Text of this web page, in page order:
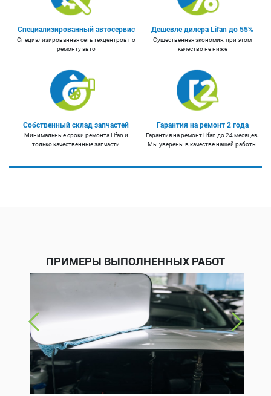
Специализированный автосервис
Специализированная сеть техцентров по
ремонту авто
Дешевле дилера Lifan до 55%
Существенная экономия, при этом
качество не ниже
Собственный склад запчастей
Минимальные сроки ремонта Lifan и
только качественные запчасти
Гарантия на ремонт 2 года
Гарантия на ремонт Lifan до 24 месяцев.
Мы уверены в качестве нашей работы
ПРИМЕРЫ ВЫПОЛНЕННЫХ РАБОТ